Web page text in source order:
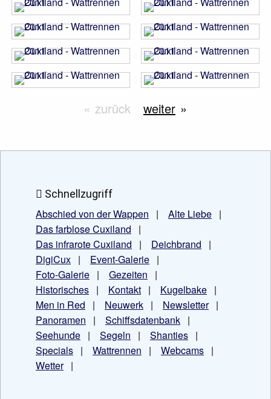
zurück weiter
Schnellzugriff
Abschied von der Wappen | Alte Liebe |
Das farblose Cuxiland |
Das infrarote Cuxiland | Deichbrand |
DigiCux | Event-Galerie |
Foto-Galerie | Gezeiten |
Historisches | Kontakt | Kugelbake |
Men in Red | Neuwerk | Newsletter|
Panoramen | Schiffsdatenbank |
Seehunde | Segeln | Shanties |
Specials | Wattrennen | Webcams |
Wetter|